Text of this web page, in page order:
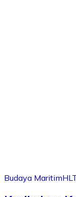
Budaya MaritimHL